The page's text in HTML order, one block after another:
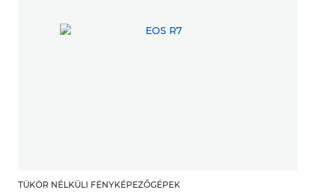
TÜKÖR NÉLKÜLI FÉNYKÉPEZŐGÉPEK